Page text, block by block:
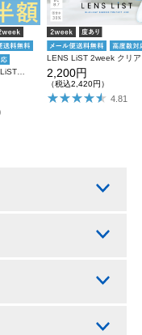
2,200円
（税込2,420円）
4.81